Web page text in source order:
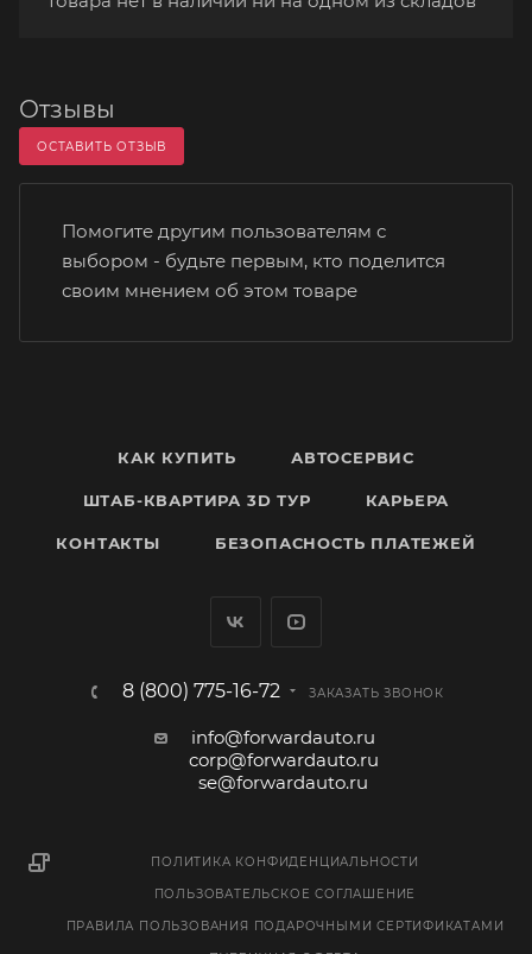
Отзывы
ОСТАВИТЬ ОТЗЫВ
Помогите другим пользователям с
выбором - будьте первым, кто поделится
своим мнением об этом товаре
КАК КУПИТЬ АВТОСЕРВИС
ШТАБ-КВАРТИРА 3D ТУР КАРЬЕРА
КОНТАКТЫ БЕЗОПАСНОСТЬ ПЛАТЕЖЕЙ
8 (800) 775-16-72 ЗАКАЗАТЬ ЗВОНОК
info@forwardauto.ru
corp@forwardauto.ru
se@forwardauto.ru
ПОЛИТИКА КОНФИДЕНЦИАЛЬНОСТИ
ПОЛЬЗОВАТЕЛЬСКОЕ СОГЛАШЕНИЕ
ПРАВИЛА ПОЛЬЗОВАНИЯ ПОДАРОЧНЫМИ СЕРТИФИКАТАМИ